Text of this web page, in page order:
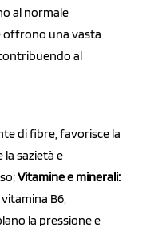
al normale
una vasta
al
di fibre, favorisce la
sazietà e
Vitamine e minerali:
B6;
la pressione e